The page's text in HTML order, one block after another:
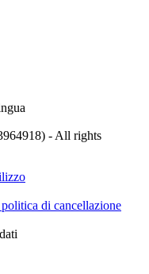
- All rights
di cancellazione